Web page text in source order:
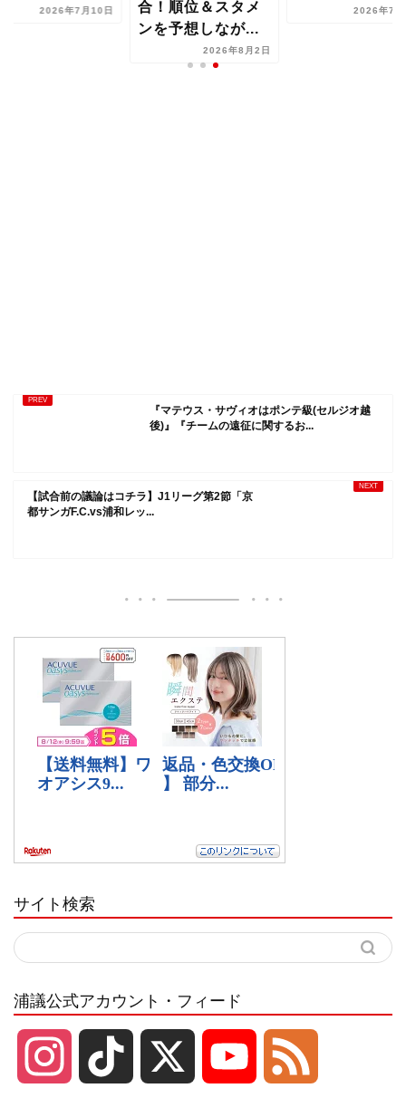
2026年7月10日
合！順位＆スタメ
ンを予想しなが...
2026年8月2日
2026年7
『マテウス・サヴィオはポンテ級(セルジオ越
後)』『チームの遠征に関するお...
【試合前の議論はコチラ】J1リーグ第2節「京
都サンガF.C.vs浦和レッ...
サイト検索
浦議公式アカウント・フィード